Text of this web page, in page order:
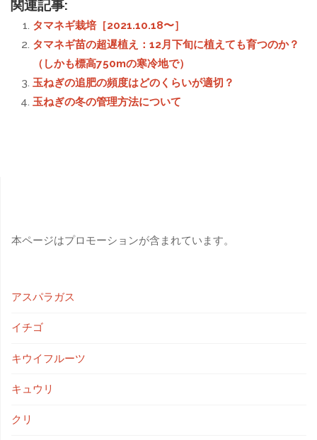
関連記事:
タマネギ栽培［2021.10.18〜］
タマネギ苗の超遅植え：12月下旬に植えても育つのか？
（しかも標高750mの寒冷地で）
玉ねぎの追肥の頻度はどのくらいが適切？
玉ねぎの冬の管理方法について
本ページはプロモーションが含まれています。
アスパラガス
イチゴ
キウイフルーツ
キュウリ
クリ